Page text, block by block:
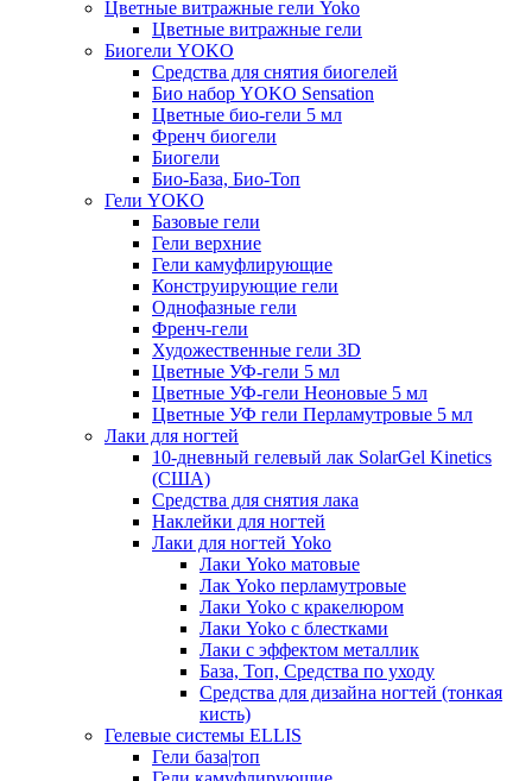
Цветные витражные гели Yoko
Цветные витражные гели
Биогели YOKO
Средства для снятия биогелей
Био набор YOKO Sensation
Цветные био-гели 5 мл
Френч биогели
Биогели
Био-База, Био-Топ
Гели YOKO
Базовые гели
Гели верхние
Гели камуфлирующие
Конструирующие гели
Однофазные гели
Френч-гели
Художественные гели 3D
Цветные УФ-гели 5 мл
Цветные УФ-гели Неоновые 5 мл
Цветные УФ гели Перламутровые 5 мл
Лаки для ногтей
10-дневный гелевый лак SolarGel Kinetics
(США)
Средства для снятия лака
Наклейки для ногтей
Лаки для ногтей Yoko
Лаки Yoko матовые
Лак Yoko перламутровые
Лаки Yoko с кракелюром
Лаки Yoko с блестками
Лаки с эффектом металлик
База, Топ, Средства по уходу
Средства для дизайна ногтей (тонкая
кисть)
Гелевые системы ELLIS
Гели база|топ